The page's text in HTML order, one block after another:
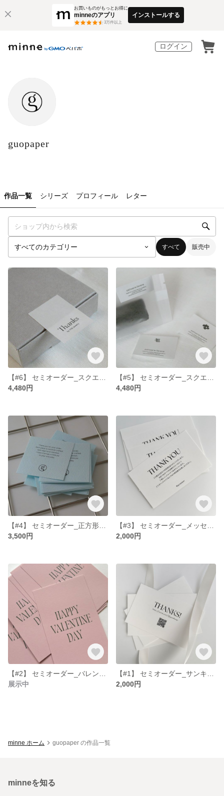
お買いものがもっとお得に
minneのアプリ
3万件以上
インストールする
ログイン
guopaper
作品一覧 シリーズ プロフィール レター
すべて 販売中
4,480円
4,480円
3,500円
2,000円
展示中
2,000円
minne ホーム guopaper の作品一覧
minneを知る